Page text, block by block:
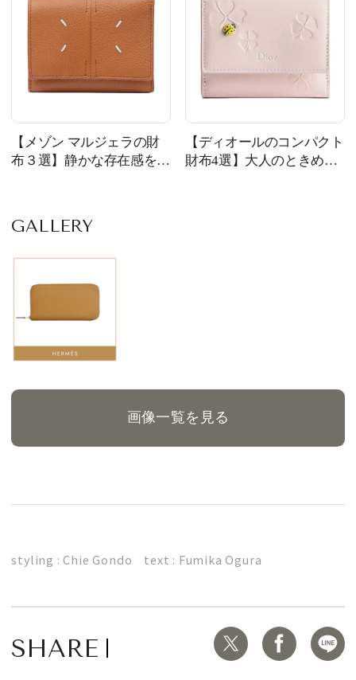
【メゾン マルジェラの財
布３選】静かな存在感を放
【ディオールのコンパクト
財布4選】大人のときめき
GALLERY
画像一覧を見る
styling : Chie Gondo text : Fumika Ogura
SHARE